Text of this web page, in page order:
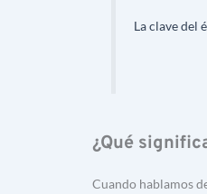
La clave del
¿Qué
Cuando hablamos